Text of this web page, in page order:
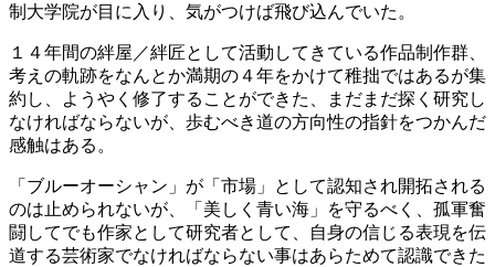
制大学院が目に入り、気がつけば飛び込んでいた。
１４年間の絆屋／絆匠として活動してきている作品制作群、
考えの軌跡をなんとか満期の４年をかけて稚拙ではあるが集
約し、ようやく修了することができた、まだまだ探く研究し
なければならないが、歩むべき道の方向性の指針をつかんだ
感触はある。
「ブルーオーシャン」が「市場」として認知され開拓される
のは止められないが、「美しく青い海」を守るべく、孤軍奮
闘してでも作家として研究者として、自身の信じる表現を伝
道する芸術家でなければならない事はあらためて認識できた